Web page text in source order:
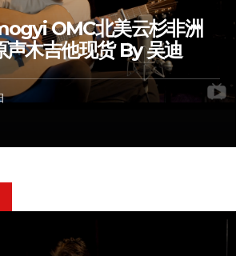
OMC北美云杉非洲
声木吉他现货 By 吴迪